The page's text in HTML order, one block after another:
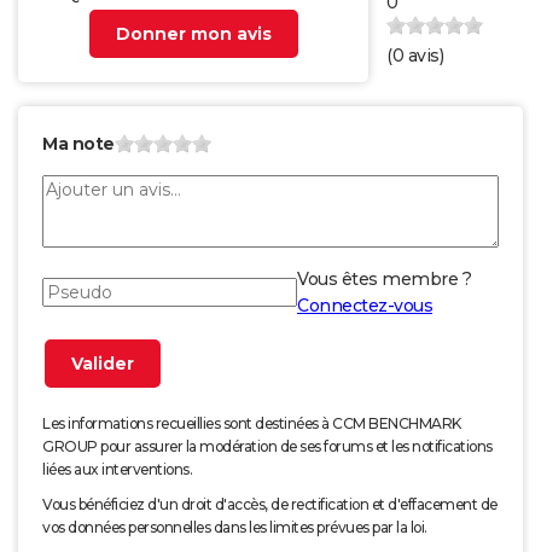
Donner mon avis
(0 avis)
Ma note
Vous êtes membre ?
Connectez-vous
Les informations recueillies sont destinées à CCM BENCHMARK
GROUP pour assurer la modération de ses forums et les notifications
liées aux interventions.
Vous bénéficiez d'un droit d'accès, de rectification et d'effacement de
vos données personnelles dans les limites prévues par la loi.